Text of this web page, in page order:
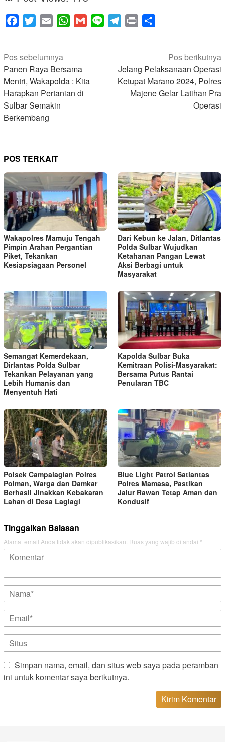
Facebook
Twitter Email WhatsApp
Gmail Line Telegram
Print
Navigasi
pos
Pos sebelumnya
Panen Raya Bersama
Mentri, Wakapolda : Kita
Harapkan Pertanian di
Sulbar Semakin
Berkembang
Pos berikutnya
Jelang Pelaksanaan Operasi
Ketupat Marano 2024, Polres
Majene Gelar Latihan Pra
Operasi
POS TERKAIT
Wakapolres Mamuju Tengah
Pimpin Arahan Pergantian
Piket, Tekankan
Kesiapsiagaan Personel
Dari Kebun ke Jalan, Ditlantas
Polda Sulbar Wujudkan
Ketahanan Pangan Lewat
Aksi Berbagi untuk
Masyarakat
Semangat Kemerdekaan,
Dirlantas Polda Sulbar
Tekankan Pelayanan yang
Lebih Humanis dan
Menyentuh Hati
Kapolda Sulbar Buka
Kemitraan Polisi‑Masyarakat:
Bersama Putus Rantai
Penularan TBC
Polsek Campalagian Polres
Polman, Warga dan Damkar
Berhasil Jinakkan Kebakaran
Lahan di Desa Lagiagi
Blue Light Patrol Satlantas
Polres Mamasa, Pastikan
Jalur Rawan Tetap Aman dan
Kondusif
Tinggalkan Balasan
Alamat email Anda tidak akan dipublikasikan. Ruas yang wajib ditandai *
Simpan nama, email, dan situs web saya pada peramban
ini untuk komentar saya berikutnya.